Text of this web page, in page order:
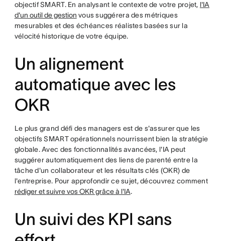
objectif SMART. En analysant le contexte de votre projet, l'IA
d'un outil de gestion vous suggérera des métriques
mesurables et des échéances réalistes basées sur la
vélocité historique de votre équipe.
Un alignement
automatique avec les
OKR
Le plus grand défi des managers est de s'assurer que les
objectifs SMART opérationnels nourrissent bien la stratégie
globale. Avec des fonctionnalités avancées, l'IA peut
suggérer automatiquement des liens de parenté entre la
tâche d'un collaborateur et les résultats clés (OKR) de
l'entreprise. Pour approfondir ce sujet, découvrez comment
rédiger et suivre vos OKR grâce à l'IA.
Un suivi des KPI sans